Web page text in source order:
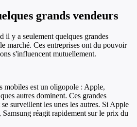
grands vendeurs
il y a seulement quelques grandes
marché. Ces entreprises ont du pouvoir
s'influencent mutuellement.
mobiles est un oligopole : Apple,
autres dominent. Ces grandes
surveillent les unes les autres. Si Apple
réagit rapidement sur le prix du